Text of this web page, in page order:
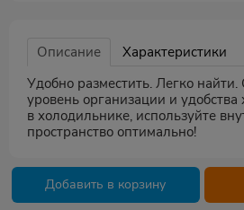
Описание
Характеристики
Удобно разместить. Легко
уровень организации и
в холодильнике, используйте
пространство оптимально!
Добавить в корзину